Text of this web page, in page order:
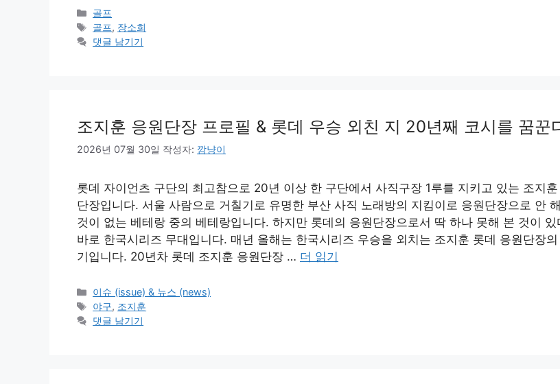
카
테
고
골프
태
그
골프, 장소희
댓글 남기기
조지훈 응원단장 프로필 & 롯데 우승 외친 지 20년째 코시를 꿈꾼
2026년 07월 30일 작성자: 깜냥이
롯데 자이언츠 구단의 최고참으로 20년 이상 한 구단에서 사직구장 1루를 지키고 있는 조지훈
단장입니다. 서울 사람으로 거칠기로 유명한 부산 사직 노래방의 지킴이로 응원단장으로 안
것이 없는 베테랑 중의 베테랑입니다. 하지만 롯데의 응원단장으로서 딱 하나 못해 본 것이 있
바로 한국시리즈 무대입니다. 매년 올해는 한국시리즈 우승을 외치는 조지훈 롯데 응원단장
기입니다. 20년차 롯데 조지훈 응원단장 … 더 읽기
카
테
고
이슈 (issue) & 뉴스 (news)
태
그
야구, 조지훈
댓글 남기기